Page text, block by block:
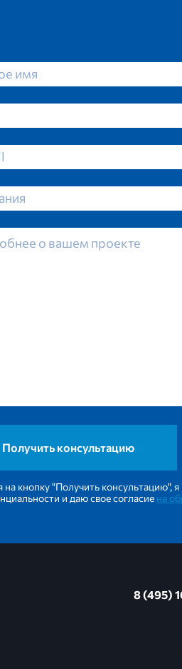
кнопку "Получить консультацию",
и даю свое согласие на
8 (495)